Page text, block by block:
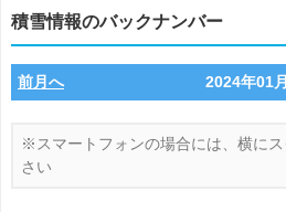
積雪情報のバックナンバー
前月へ 2024年01月